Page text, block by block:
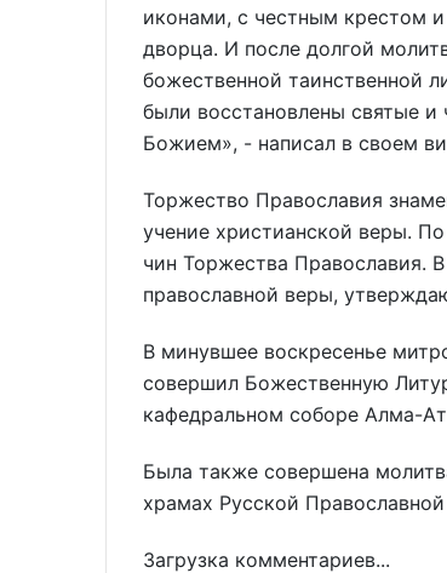
иконами, с честным крестом
дворца. И после долгой
божественной таинственной
были восстановлены святые
Божием», - написал в своем
Торжество Православия
учение христианской веры.
чин Торжества Православия.
православной веры,
В минувшее воскресенье
совершил Божественную
кафедральном соборе Алма-
Была также совершена
храмах Русской
Загрузка комментариев...